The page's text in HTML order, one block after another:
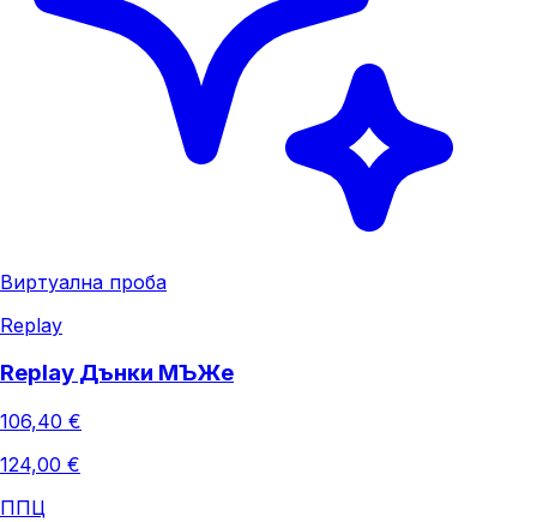
Виртуална проба
Replay
Replay Дънки МЪЖe
106,40 €
124,00 €
ППЦ